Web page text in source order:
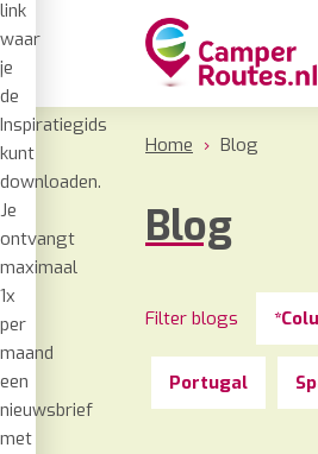
link
waar
je
de
Inspiratiegids
kunt
downloaden.
Je
ontvangt
maximaal
1x
per
maand
een
nieuwsbrief
met
Home › Blog
Blog
Filter blogs
Portugal